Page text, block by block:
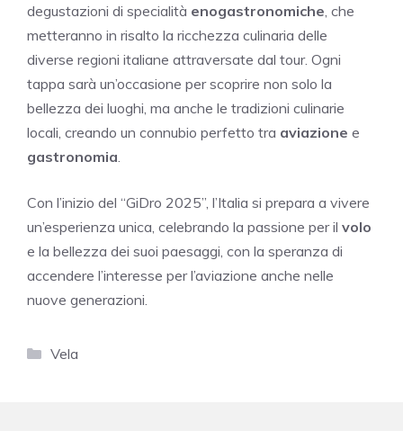
degustazioni di specialità enogastronomiche , che
metteranno in risalto la ricchezza culinaria delle
diverse regioni italiane attraversate dal tour. Ogni
tappa sarà un’occasione per scoprire non solo la
bellezza dei luoghi, ma anche le tradizioni culinarie
locali, creando un connubio perfetto tra aviazione e
gastronomia
Con l’inizio del “GiDro 2025”, l’Italia si prepara a vivere
un’esperienza unica, celebrando la passione per il volo
e la bellezza dei suoi paesaggi, con la speranza di
accendere l’interesse per l’aviazione anche nelle
nuove generazioni.
Categorie
Vela